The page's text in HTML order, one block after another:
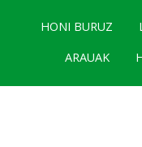
HONI BURUZ
ARAUAK